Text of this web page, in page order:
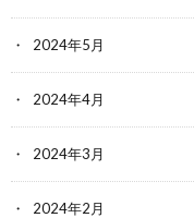
2024年5月
2024年4月
2024年3月
2024年2月